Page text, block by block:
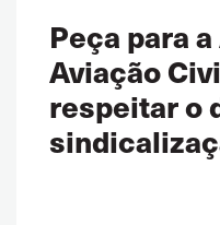
Peça para
Aviação
respeitar o